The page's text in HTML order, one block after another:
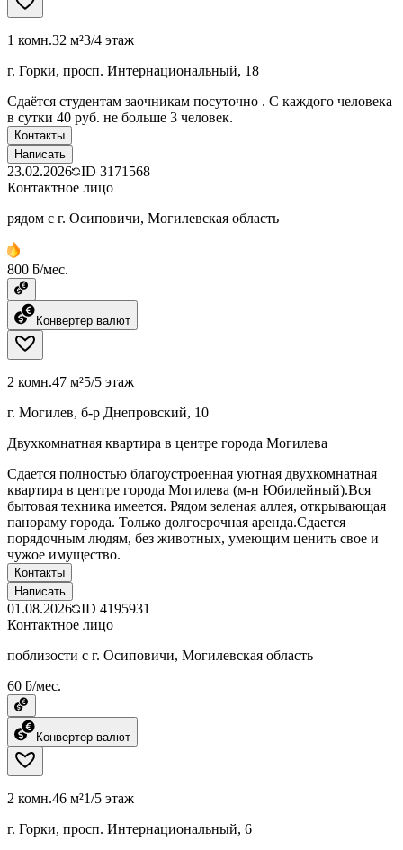
1 комн.32 м²3/4 этаж
г. Горки, просп. Интернациональный, 18
Сдаётся студентам заочникам посуточно . С каждого человека
в сутки 40 руб. не больше 3 человек.
Контакты
Написать
23.02.2026 ID 3171568
Контактное лицо
рядом с г. Осиповичи, Могилевская область
800 ƃ/мес.
Конвертер валют
2 комн.47 м²5/5 этаж
г. Могилев, б-р Днепровский, 10
Двухкомнатная квартира в центре города Могилева
Сдается полностью благоустроенная уютная двухкомнатная
квартира в центре города Могилева (м-н Юбилейный).Вся
бытовая техника имеется. Рядом зеленая аллея, открывающая
панораму города. Только долгосрочная аренда.Сдается
порядочным людям, без животных, умеющим ценить свое и
чужое имущество.
Контакты
Написать
01.08.2026 ID 4195931
Контактное лицо
поблизости с г. Осиповичи, Могилевская область
60 ƃ/мес.
Конвертер валют
2 комн.46 м²1/5 этаж
г. Горки, просп. Интернациональный, 6